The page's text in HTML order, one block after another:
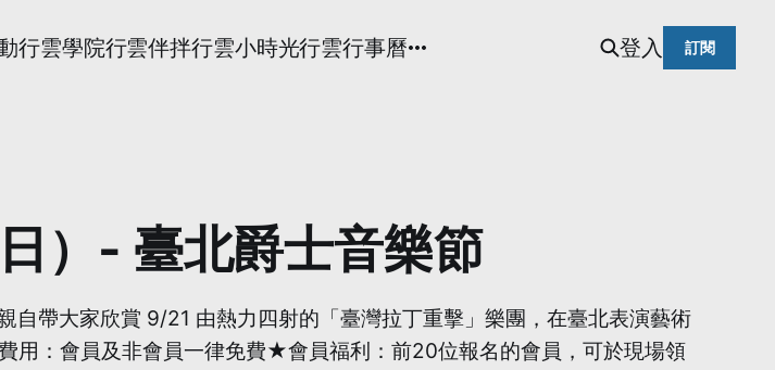
行雲學院行雲伴拌行雲小時光行雲行事曆 登入 訂閱
）- 臺北爵士音樂節
帶大家欣賞 9/21 由熱力四射的「臺灣拉丁重擊」樂團，在臺北表演藝術
用：會員及非會員一律免費★會員福利：前20位報名的會員，可於現場領